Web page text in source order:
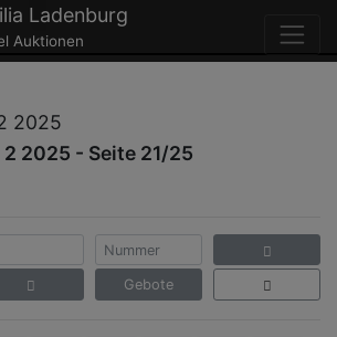
Ladenburg
Auktionen
2025
2025 - Seite 21/25
Gebote